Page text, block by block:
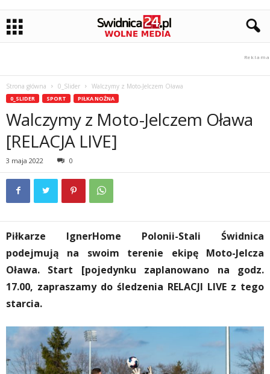
Strona główna 0_Slider Walczymy z Moto-Jelczem Oława
0_SLIDER SPORT PIŁKA NOŻNA
Walczymy z Moto-Jelczem Oława
[RELACJA LIVE]
3 maja 2022 0
Piłkarze IgnerHome Polonii-Stali Świdnica
podejmują na swoim terenie ekipę Moto-Jelcza
Oława. Start [pojedynku zaplanowano na godz.
17.00, zapraszamy do śledzenia RELACJI LIVE z tego
starcia.